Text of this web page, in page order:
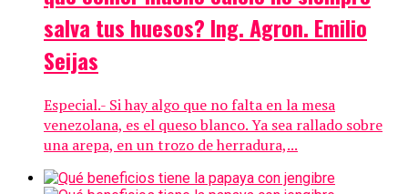
salva tus huesos? Ing. Agron. Emilio
Seijas
Especial.- Si hay algo que no falta en la mesa
venezolana, es el queso blanco. Ya sea rallado sobre
una arepa, en un trozo de herradura,...